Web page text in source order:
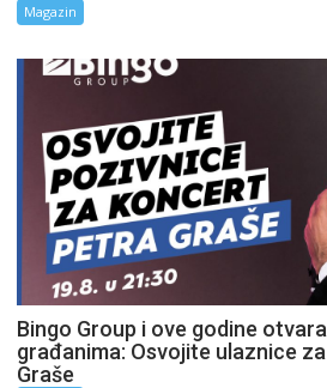
Magazin
Bingo Group i ove godine
građanima: Osvojite ulaznice
Graše